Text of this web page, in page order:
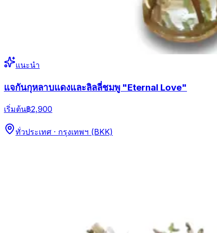
แนะนำ
แจกันกุหลาบแดงและลิลลี่ชมพู "Eternal Love"
เริ่มต้น฿2,900
ทั่วประเทศ · กรุงเทพฯ (BKK)